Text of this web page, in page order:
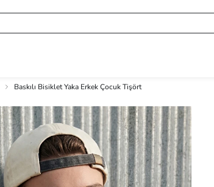
Baskılı Bisiklet Yaka Erkek Çocuk Tişört